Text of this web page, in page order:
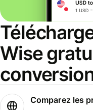
Wise
Comparez les